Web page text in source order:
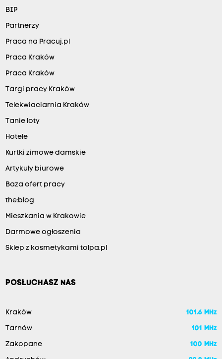
BIP
Partnerzy
Praca na Pracuj.pl
Praca Kraków
Praca Kraków
Targi pracy Kraków
Telekwiaciarnia Kraków
Tanie loty
Hotele
Kurtki zimowe damskie
Artykuły biurowe
Baza ofert pracy
the:blog
Mieszkania w Krakowie
Darmowe ogłoszenia
Sklep z kosmetykami tolpa.pl
POSŁUCHASZ NAS
Kraków 101.6 MHz
Tarnów 101 MHz
Zakopane 100 MHz